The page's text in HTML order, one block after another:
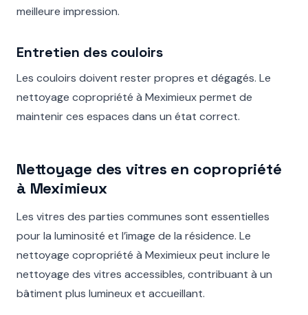
meilleure impression.
Entretien des couloirs
Les couloirs doivent rester propres et dégagés. Le
nettoyage copropriété à Meximieux permet de
maintenir ces espaces dans un état correct.
Nettoyage des vitres en copropriété
à Meximieux
Les vitres des parties communes sont essentielles
pour la luminosité et l’image de la résidence. Le
nettoyage copropriété à Meximieux peut inclure le
nettoyage des vitres accessibles, contribuant à un
bâtiment plus lumineux et accueillant.